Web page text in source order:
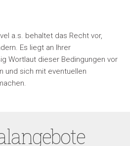
a.s. behaltet das Recht vor,
Es liegt an Ihrer
Wortlaut dieser Bedingungen vor
und sich mit eventuellen